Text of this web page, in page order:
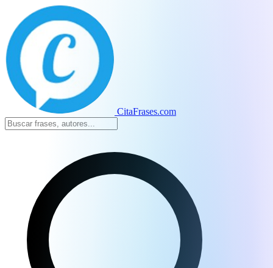
CitaFrases.com